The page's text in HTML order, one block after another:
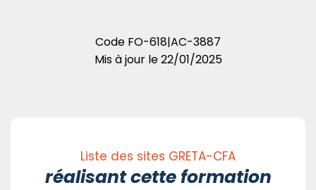
Code FO-618|AC-3887
Mis à jour le22/01/2025
Liste des sites GRETA-CFA
réalisant cette formation